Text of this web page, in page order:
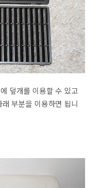
덮개를 이용할 수 있고
부분을 이용하면 됩니